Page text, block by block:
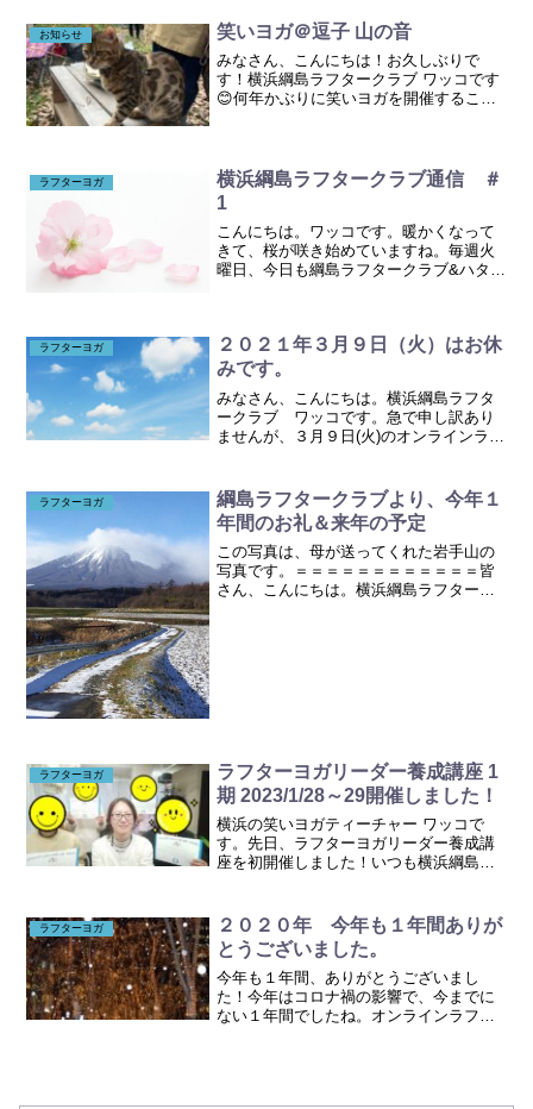
お知らせ 笑いヨガ＠逗子 山の音
みなさん、こんにちは！お久しぶりで
す！横浜綱島ラフタークラブ ワッコです
😊何年かぶりに笑いヨガを開催すること
（やまのね）投げ銭...
ラフターヨガ
横浜綱島ラフタークラブ通信 ＃
1
こんにちは。ワッコです。暖かくなって
きて、桜が咲き始めていますね。毎週火
曜日、今日も綱島ラフタークラブ&ハタヨ
して、終了とさせてい...
ラフターヨガ
２０２１年３月９日（火）はお休
みです。
みなさん、こんにちは。横浜綱島ラフタ
ークラブ ワッコです。急で申し訳あり
ませんが、３月９日(火)のオンラインラフ
は申し訳ございません。どうぞよろしく
お願いいたします
ラフターヨガ
綱島ラフタークラブより、今年１
年間のお礼＆来年の予定
この写真は、母が送ってくれた岩手山の
写真です。＝＝＝＝＝＝＝＝＝＝＝＝皆
さん、こんにちは。横浜綱島ラフターク
ラフターヨガ
ラフターヨガリーダー養成講座 1
期 2023/1/28～29開催しました！
横浜の笑いヨガティーチャー ワッコで
す。先日、ラフターヨガリーダー養成講
座を初開催しました！いつも横浜綱島ラ
りがとうございます！講座の1日目に、参
加者の方がお誕生日で...
ラフターヨガ
２０２０年 今年も１年間ありが
とうございました。
今年も１年間、ありがとうございまし
た！今年はコロナ禍の影響で、今までに
ない１年間でしたね。オンラインラフタ